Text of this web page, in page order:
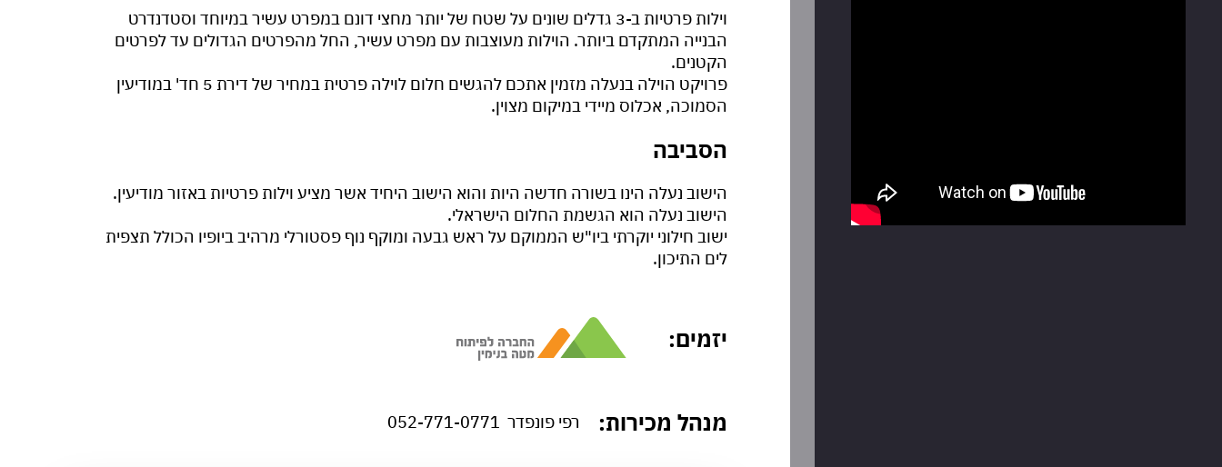
וילות פרטיות ב-3 גדלים שונים על שטח של יותר מחצי דונם במפרט עשיר במיוחד וסטדנדרט
הבנייה המתקדם ביותר. הוילות מעוצבות עם מפרט עשיר, החל מהפרטים הגדולים עד לפרטים
הקטנים.
פרויקט הוילה בנעלה מזמין אתכם להגשים חלום לוילה פרטית במחיר של דירת 5 חד' במודיעין
הסמוכה, אכלוס מיידי במיקום מצוין.
הסביבה
הישוב נעלה הינו בשורה חדשה היות והוא הישוב היחיד אשר מציע וילות פרטיות באזור מודיעין.
הישוב נעלה הוא הגשמת החלום הישראלי.
ישוב חילוני יוקרתי ביו"ש הממוקם על ראש גבעה ומוקף נוף פסטורלי מרהיב ביופיו הכולל תצפית
לים התיכון.
יזמים:
מנהל מכירות: רפי פונפדר 052-771-0771